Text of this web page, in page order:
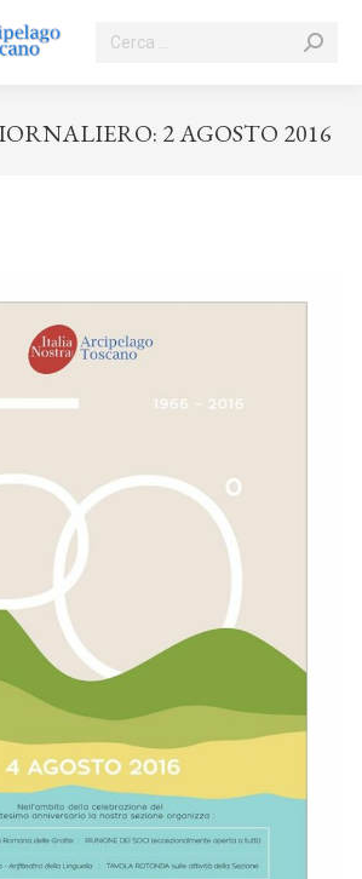
Cerca:
2 AGOSTO 2016